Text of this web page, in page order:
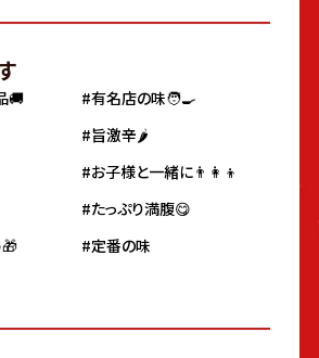
🚚
#有名店の味🧑‍🍳
#旨激辛🌶
#お子様と一緒に👨‍👩‍👦
#たっぷり満腹😋
#定番の味